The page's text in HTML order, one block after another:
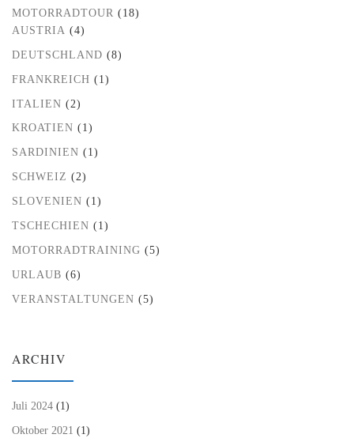
MOTORRADTOUR (18)
AUSTRIA (4)
DEUTSCHLAND (8)
FRANKREICH (1)
ITALIEN (2)
KROATIEN (1)
SARDINIEN (1)
SCHWEIZ (2)
SLOVENIEN (1)
TSCHECHIEN (1)
MOTORRADTRAINING (5)
URLAUB (6)
VERANSTALTUNGEN (5)
ARCHIV
Juli 2024 (1)
Oktober 2021 (1)